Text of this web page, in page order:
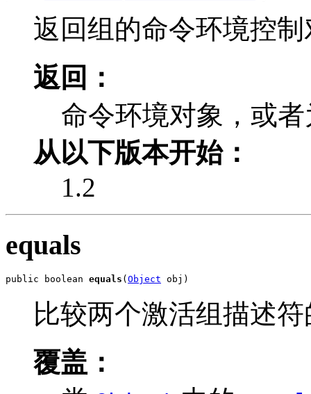
返回组的命令环境控
返回：
命令环境对象，或
从以下版本开始：
1.2
equals
public boolean equals ( Object obj)
比较两个激活组描述
覆盖：